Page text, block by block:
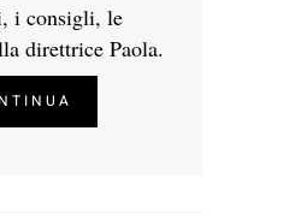
i consigli, le
direttrice Paola.